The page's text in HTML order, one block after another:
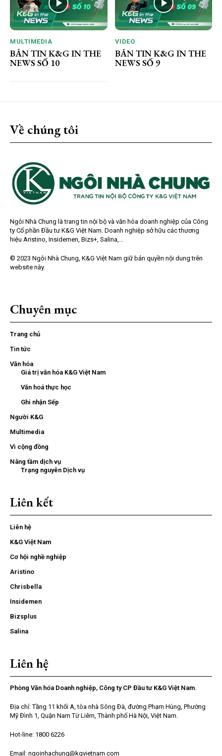
MULTIMEDIA
BẢN TIN K&G IN THE
NEWS SỐ 10
VIDEO
BẢN TIN K&G IN THE
NEWS SỐ 9
Về chúng tôi
Ngôi Nhà Chung là trang tin nội bộ và văn hóa doanh nghiệp của Công
ty Cổ phần Đầu tư K&G Việt Nam. Doanh nghiệp sở hữu các thương
hiệu Aristino, Insidemen, Bizs+, Salina,...
© 2023 Ngôi Nhà Chung, K&G Việt Nam giữ bản quyền nội dung trên
website này.
Chuyên mục
Trang chủ
Tin tức
Văn hóa
Giá trị văn hóa K&G Việt Nam
Văn hoá thực học
Ghi nhận Sếp
Người K&G
Multimedia
Vì cộng đồng
Nâng tầm dịch vụ
Trạng nguyên Dịch vụ
Liên kết
Liên hệ
K&G Việt Nam
Cơ hội nghề nghiệp
Aristino
Chrisbella
Insidemen
Bizsplus
Salina
Liên hệ
Phòng Văn hóa Doanh nghiệp, Công ty CP Đầu tư K&G Việt Nam.
Địa chỉ: Tầng 11 khối A, tòa nhà Sông Đà, đường Phạm Hùng, Phường
Mỹ Đình 1, Quận Nam Từ Liêm, Thành phố Hà Nội, Việt Nam.
Hot-line: 1800 6226
Email: ngoinhachung@kgvietnam.com